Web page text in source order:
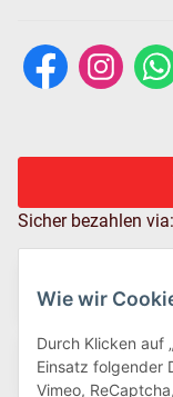
Wie wir
Durch Klicken auf
Einsatz folgender
Vimeo,
Sicher bezahlen via: